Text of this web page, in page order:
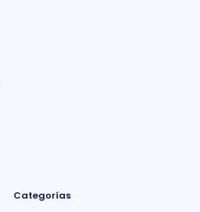
Categorías